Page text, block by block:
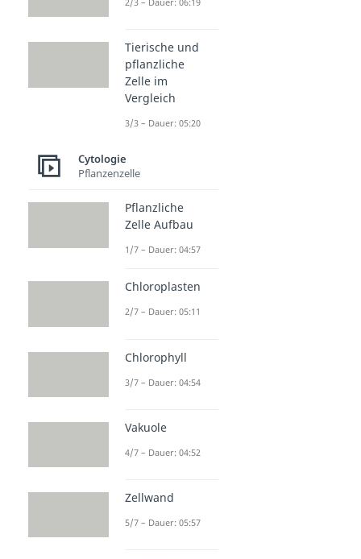
Tierische und
pflanzliche
Zelle im
Vergleich
3/3 – Dauer: 05:20
Cytologie
Pflanzenzelle
Pflanzliche
Zelle Aufbau
1/7 – Dauer: 04:57
Chloroplasten
2/7 – Dauer: 05:11
Chlorophyll
3/7 – Dauer: 04:54
Vakuole
4/7 – Dauer: 04:52
Zellwand
5/7 – Dauer: 05:57